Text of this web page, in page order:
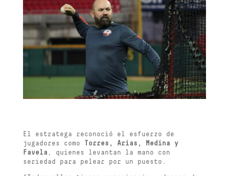
El estratega reconoció el esfuerzo de
jugadores como
Torres, Arias, Medina y
Favela , quienes levantan la mano con
seriedad para pelear por un puesto.